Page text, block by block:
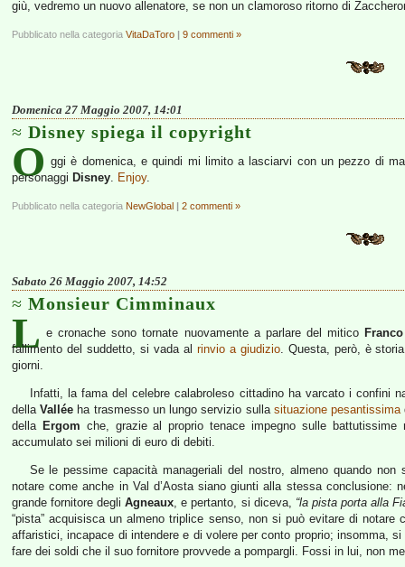
giù, vedremo un nuovo allenatore, se non un clamoroso ritorno di
Pubblicato nella categoria VitaDaToro | 9 commenti »
Domenica 27 Maggio 2007, 14:01
Disney spiega il copyright
O ggi è domenica, e quindi mi limito a lasciarvi con un pezzo di
personaggi Disney. Enjoy.
Pubblicato nella categoria NewGlobal | 2 commenti »
Sabato 26 Maggio 2007, 14:52
Monsieur Cimminaux
L e cronache sono tornate nuovamente a parlare del mitico
fallimento del suddetto, si vada al rinvio a giudizio. Questa, però, è
giorni.
Infatti, la fama del celebre calabroleso cittadino ha varcato i confini
dellaVallée ha trasmesso un lungo servizio sulla situazione pesantissima
della Ergom che, grazie al proprio tenace impegno sulle
accumulato sei milioni di euro di debiti.
Se le pessime capacità manageriali del nostro, almeno quando
notare come anche in Val d’Aosta siano giunti alla stessa conclusione:
grande fornitore degliAgneaux, e pertanto, si diceva, “la pista porta alla
“pista” acquisisca un almeno triplice senso, non si può evitare di
affaristici, incapace di intendere e di volere per conto proprio; insomma,
fare dei soldi che il suo fornitore provvede a pompargli. Fossi in lui, non